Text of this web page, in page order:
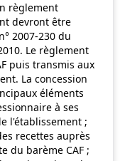
règlement
devront être
2007-230 du
Le règlement
puis transmis aux
La concession
éléments
à ses
l'établissement ;
recettes auprès
du barème CAF ;